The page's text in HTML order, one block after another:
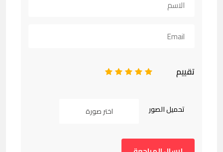
تقييم 5
4
3
2
تحميل الصور اختر صورة